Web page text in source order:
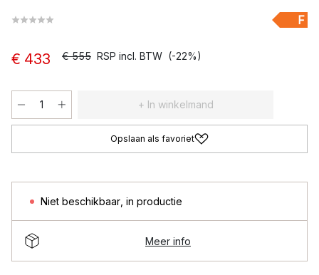
F
€ 433 € 555 RSP incl. BTW (-22%)
+ In winkelmand
Opslaan als favoriet
Niet beschikbaar in productie
Meer info